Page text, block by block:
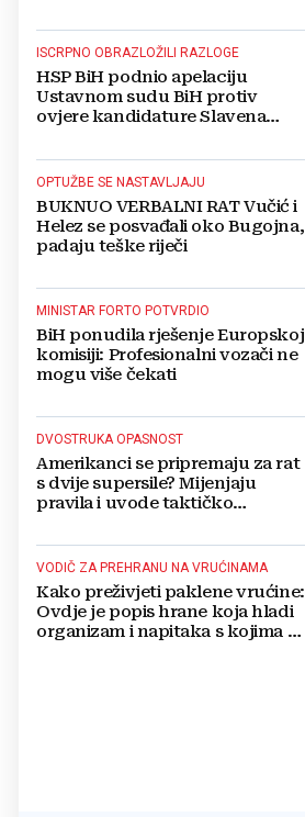
ISCRPNO OBRAZLOŽILI RAZLOGE
HSP BiH podnio apelaciju
Ustavnom sudu BiH protiv
ovjere kandidature Slavena
OPTUŽBE SE NASTAVLJAJU
BUKNUO VERBALNI RAT Vučić i
Helez se posvađali oko Bugojna,
padaju teške riječi
MINISTAR FORTO POTVRDIO
BiH ponudila rješenje Europskoj
komisiji: Profesionalni vozači ne
mogu više čekati
DVOSTRUKA OPASNOST
Amerikanci se pripremaju za rat
s dvije supersile? Mijenjaju
pravila i uvode taktičko
VODIČ ZA PREHRANU NA VRUĆINAMA
Kako preživjeti paklene vrućine:
Ovdje je popis hrane koja hladi
organizam i napitaka s kojima si